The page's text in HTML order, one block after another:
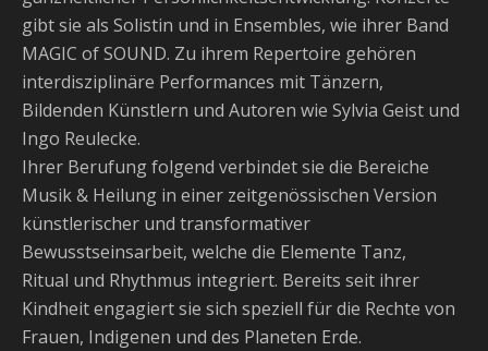
gibt sie als Solistin und in Ensembles, wie ihrer Band
MAGIC of SOUND. Zu ihrem Repertoire gehören
interdisziplinäre Performances mit Tänzern,
Bildenden Künstlern und Autoren wie Sylvia Geist und
Ingo Reulecke.
Ihrer Berufung folgend verbindet sie die Bereiche
Musik & Heilung in einer zeitgenössischen Version
künstlerischer und transformativer
Bewusstseinsarbeit, welche die Elemente Tanz,
Ritual und Rhythmus integriert. Bereits seit ihrer
Kindheit engagiert sie sich speziell für die Rechte von
Frauen, Indigenen und des Planeten Erde.